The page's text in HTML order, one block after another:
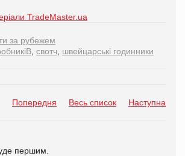
TradeMaster.ua
за рубежем
свотч швейцарські годинники
Попередня Весь список Наступна
першим.